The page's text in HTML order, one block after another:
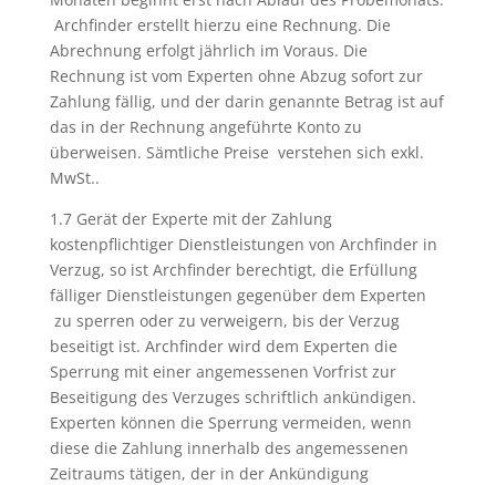
Archfinder erstellt hierzu eine Rechnung. Die
Abrechnung erfolgt jährlich im Voraus. Die
Rechnung ist vom Experten ohne Abzug sofort zur
Zahlung fällig, und der darin genannte Betrag ist auf
das in der Rechnung angeführte Konto zu
überweisen. Sämtliche Preise verstehen sich exkl.
MwSt..
1.7 Gerät der Experte mit der Zahlung
kostenpflichtiger Dienstleistungen von Archfinder in
Verzug, so ist Archfinder berechtigt, die Erfüllung
fälliger Dienstleistungen gegenüber dem Experten
zu sperren oder zu verweigern, bis der Verzug
beseitigt ist. Archfinder wird dem Experten die
Sperrung mit einer angemessenen Vorfrist zur
Beseitigung des Verzuges schriftlich ankündigen.
Experten können die Sperrung vermeiden, wenn
diese die Zahlung innerhalb des angemessenen
Zeitraums tätigen, der in der Ankündigung